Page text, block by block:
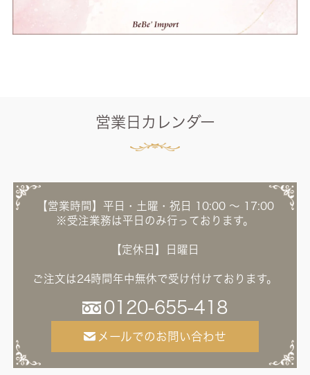
営業日カレンダー
【営業時間】平日・土曜・祝日 10:00 ～ 17:00
※受注業務は平日のみ行っております。
【定休日】日曜日
ご注文は24時間年中無休で受け付けております。
0120-655-418
メールでのお問い合わせ